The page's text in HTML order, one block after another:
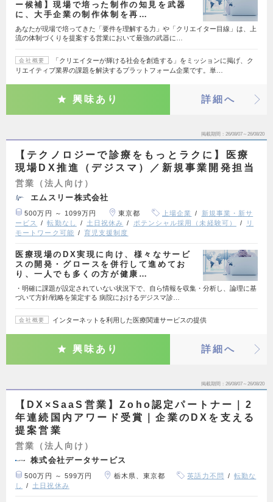
ー候補】現場で培った制作の知見を武器
に、大手企業の制作体制を再…
あなたが現場で培ってきた「要件を理解する力」や「クリエイター目線」は、上
流の体制づくりを提案する営業において最強の武器に…
会社概要
「クリエイターが輝ける社会を創造する」をミッションに掲げ、ク
リエイティブ業界の課題を解決するプラットフォーム企業です。単…
興味あり 詳細へ
掲載期間 26/08/07～26/08/20
【テクノロジーで診療をもっとラクに】医療
現場DX推進（デジスマ）／新規事業開発担当
営業（法人向け）
エムスリー株式会社
500万円 ～ 1099万円 東京都 上場企業
新規事業・新サ
ービス
転勤なし 土日祝休み ポテンシャル採用（未経験可）
リ
モートワーク可能
育児支援制度
医療現場のDX実現に向け、様々なサービ
スの開発・グロースを併行して進めてお
り、一人でも多くの方が健康…
・明確に課題が設定されていない状況下で、自ら情報を収集・分析し、論理に基
づいて方針/戦略を策定する 病院におけるデジスマ診…
会社概要 インターネットを利用した医療関連サービスの提供
興味あり 詳細へ
掲載期間 26/08/07～26/08/20
【DX×SaaS営業】Zoho認定パートナー｜2
年連続国内アワード受賞｜企業のDXを支える
提案営業
営業（法人向け）
株式会社データサービス
500万円 ～ 599万円 栃木県、東京都 英語力不問
転勤な
し
土日祝休み